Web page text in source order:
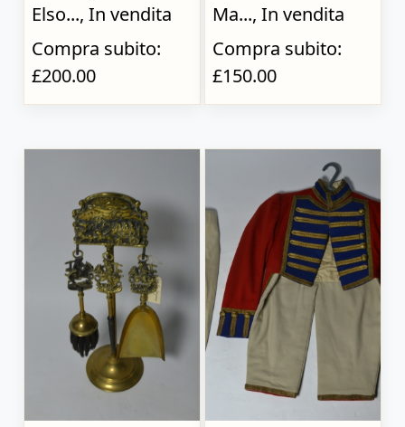
Elso..., In vendita
Compra subito:
£200.00
Ma..., In vendita
Compra subito:
£150.00